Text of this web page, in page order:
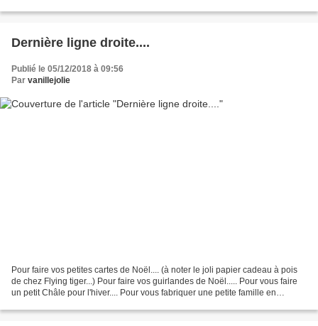
Dernière ligne droite....
Publié le 05/12/2018 à 09:56
Par vanillejolie
Pour faire vos petites cartes de Noël.... (à noter le joli papier cadeau à pois
de chez Flying tiger...) Pour faire vos guirlandes de Noël..... Pour vous faire
un petit Châle pour l'hiver.... Pour vous fabriquer une petite famille en